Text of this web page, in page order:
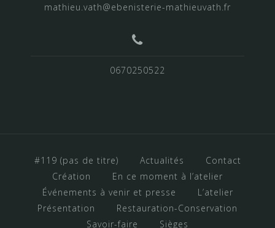
mathieu.vath@ebenisterie-mathieuvath.fr
0670250522
#119 (pas de titre) Actualités
Contact
Création
En ce moment à l’atelier
Événements à venir et presse
L’atelier
Présentation
Restauration-Conservation
Savoir-faire
Sièges